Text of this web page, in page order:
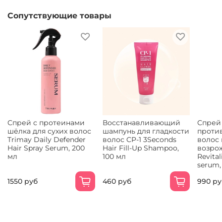
Сопутствующие товары
Спрей с протеинами
шёлка для сухих волос
Trimay Daily Defender
Hair Spray Serum, 200
мл
1550 руб
Восстанавливающий
шампунь для гладкости
волос CP-1 3Seconds
Hair Fill-Up Shampoo,
100 мл
460 руб
Спрей
990